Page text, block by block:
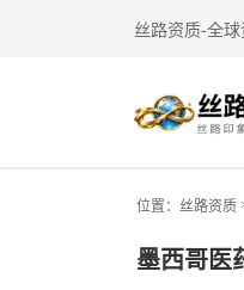
丝路资质-全球
位置： 丝路资质
墨西哥医